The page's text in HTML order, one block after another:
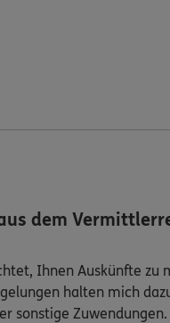
dem
Ihnen Auskünfte zu
halten mich
sonstige Zuwendungen.